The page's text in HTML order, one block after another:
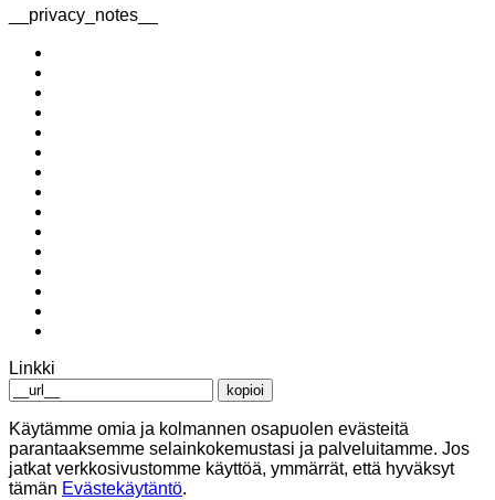
__privacy_notes__
Linkki
kopioi
Käytämme omia ja kolmannen osapuolen evästeitä
parantaaksemme selainkokemustasi ja palveluitamme. Jos
jatkat verkkosivustomme käyttöä, ymmärrät, että hyväksyt
tämän Evästekäytäntö.